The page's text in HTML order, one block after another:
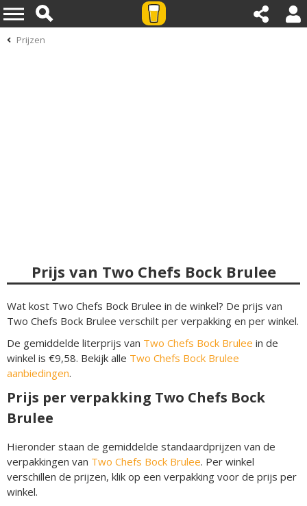
Prijzen
Prijs van Two Chefs Bock Brulee
Wat kost Two Chefs Bock Brulee in de winkel? De prijs van
Two Chefs Bock Brulee verschilt per verpakking en per winkel.
De gemiddelde literprijs van Two Chefs Bock Brulee in de
winkel is €9,58. Bekijk alle Two Chefs Bock Brulee
aanbiedingen.
Prijs per verpakking Two Chefs Bock
Brulee
Hieronder staan de gemiddelde standaardprijzen van de
verpakkingen van Two Chefs Bock Brulee. Per winkel
verschillen de prijzen, klik op een verpakking voor de prijs per
winkel.